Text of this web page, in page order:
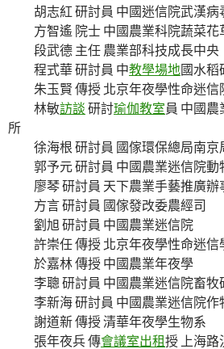
胡志紅 研討員 中國迷信院武漢病
方智遙 院士 中國農業科院蔬菜花
段武德 主任 農業部科技成長中央
程式華 研討員 中教學場地國水稻
朱玉賢 傳授 北京年夜學性命迷信
林敏訪談 研討瑜伽教室員 中國
所
徐海根 研討員 國傢環保總局南京
郭予元 研討員 中國農業迷信院動
廖琴 研討員 天下農業手藝推廣辦
方言 研討員 國傢發改委農經司
劉旭 研討員 中國農業迷信院
許崇任 傳授 北京年夜學性命迷信
於嘉林 傳授 中國農業年夜學
李聰 研討員 中國農業迷信院畜牧
李新海 研討員 中國農業迷信院作
謝道新 傳授 清華年夜學生物系
張年夜兵 傳會議室出租授 上海路